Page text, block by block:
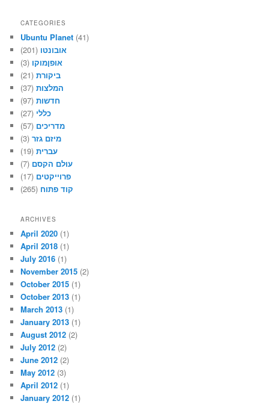
CATEGORIES
Ubuntu Planet (41)
אובונטו (201)
אופןמוקו (3)
ביקורת(21)
המלצות(37)
חדשות(97)
כללי (27)
מדריכים (57)
מיזם גזר(3)
עברית(19)
עולם הקסם (7)
פרוייקטים (17)
קוד פתוח (265)
ARCHIVES
April 2020 (1)
April 2018 (1)
July 2016 (1)
November 2015 (2)
October 2015 (1)
October 2013 (1)
March 2013 (1)
January 2013 (1)
August 2012 (2)
July 2012 (2)
June 2012 (2)
May 2012 (3)
April 2012 (1)
January 2012 (1)